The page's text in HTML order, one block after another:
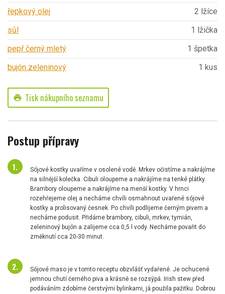
řepkový olej
2 lžíce
sůl
1 lžička
pepř černý mletý
1 špetka
bujón zeleninový
1 kus
print Tisk nákupního seznamu
Postup přípravy
Sójové kostky uvaříme v osolené vodě. Mrkev očistíme a nakrájíme
na silnější kolečka. Cibuli oloupeme a nakrájíme na tenké plátky.
Brambory oloupeme a nakrájíme na menší kostky. V hrnci
rozehřejeme olej a necháme chvíli osmahnout uvařené sójové
kostky a prolisovaný česnek. Po chvíli podlijeme černým pivem a
necháme podusit. Přidáme brambory, cibuli, mrkev, tymián,
zeleninový bujón a zalijeme cca 0,5 l vody. Necháme povařit do
změknutí cca 20-30 minut.
Sójové maso je v tomto receptu obzvlášť vydařené. Je ochucené
jemnou chutí černého piva a krásně se rozsýpá. Irish stew před
podáváním zdobíme čerstvými bylinkami, já použila pažitku. Dobrou